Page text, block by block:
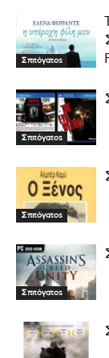
Σπιτόγατος
Σπιτόγατος
Σπιτόγατος
Σπιτόγατος